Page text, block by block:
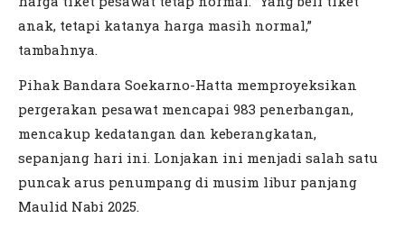
anak, tetapi katanya harga masih normal,”
tambahnya.
Pihak Bandara Soekarno-Hatta memproyeksikan
pergerakan pesawat mencapai 983 penerbangan,
mencakup kedatangan dan keberangkatan,
sepanjang hari ini. Lonjakan ini menjadi salah satu
puncak arus penumpang di musim libur panjang
Maulid Nabi 2025.